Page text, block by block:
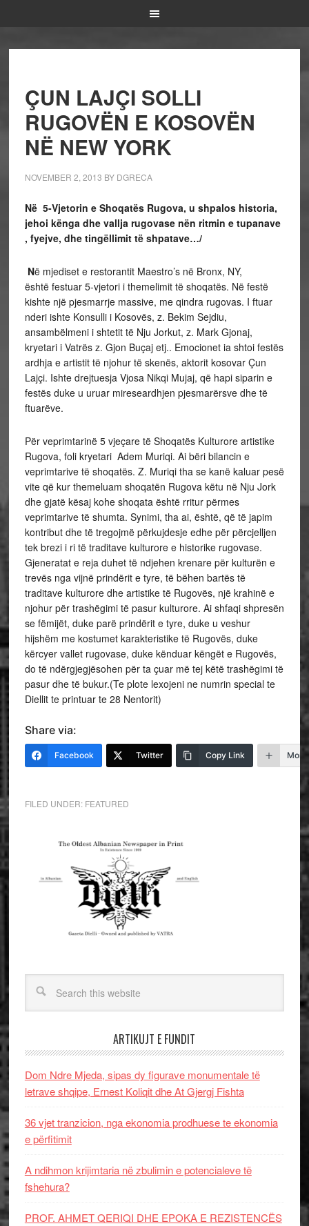
ÇUN LAJÇI SOLLI
RUGOVËN E KOSOVËN
NË NEW YORK
NOVEMBER 2, 2013 BY DGRECA
Në 5-Vjetorin e Shoqatës Rugova, u shpalos historia,
jehoi kënga dhe vallja rugovase nën ritmin e tupanave
, fyejve, dhe tingëllimit të shpatave…/
Në mjediset e restorantit Maestro’s në Bronx, NY,
është festuar 5-vjetori i themelimit të shoqatës. Në festë
kishte një pjesmarrje massive, me qindra rugovas. I ftuar
nderi ishte Konsulli i Kosovës, z. Bekim Sejdiu,
ansambëlmeni i shtetit të Nju Jorkut, z. Mark Gjonaj,
kryetari i Vatrës z. Gjon Buçaj etj.. Emocionet ia shtoi festës
ardhja e artistit të njohur të skenës, aktorit kosovar Çun
Lajçi. Ishte drejtuesja Vjosa Nikqi Mujaj, që hapi siparin e
festës duke u uruar mireseardhjen pjesmarërsve dhe të
ftuarëve.
Për veprimtarinë 5 vjeçare të Shoqatës Kulturore artistike
Rugova, foli kryetari Adem Muriqi. Ai bëri bilancin e
veprimtarive të shoqatës. Z. Muriqi tha se kanë kaluar pesë
vite që kur themeluam shoqatën Rugova këtu në Nju Jork
dhe gjatë kësaj kohe shoqata është rritur përmes
veprimtarive të shumta. Synimi, tha ai, është, që të japim
kontribut dhe të tregojmë përkujdesje edhe për përcjelljen
tek brezi i ri të traditave kulturore e historike rugovase.
Gjeneratat e reja duhet të ndjehen krenare për kulturën e
trevës nga vijnë prindërit e tyre, të bëhen bartës të
traditave kulturore dhe artistike të Rugovës, një krahinë e
njohur për trashëgimi të pasur kulturore. Ai shfaqi shpresën
se fëmijët, duke parë prindërit e tyre, duke u veshur
hijshëm me kostumet karakteristike të Rugovës, duke
kërcyer vallet rugovase, duke kënduar këngët e Rugovës,
do të ndërgjegjësohen për ta çuar më tej këtë trashëgimi të
pasur dhe të bukur.(Te plote lexojeni ne numrin special te
Diellit te printuar te 28 Nentorit)
Share via:
Facebook Twitter Copy Link More
FILED UNDER: FEATURED
ARTIKUJT E FUNDIT
Dom Ndre Mjeda, sipas dy figurave monumentale të
letrave shqipe, Ernest Koliqit dhe At Gjergj Fishta
36 vjet tranzicion, nga ekonomia prodhuese te ekonomia
e përfitimit
A ndihmon krijimtaria në zbulimin e potencialeve të
fshehura?
PROF. AHMET QERIQI DHE EPOKA E REZISTENCЁS